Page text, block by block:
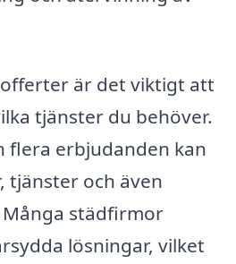
är det viktigt att
tjänster du behöver.
flera erbjudanden kan
tjänster och även
städfirmor
lösningar, vilket